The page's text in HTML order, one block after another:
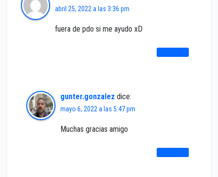
abril 25, 2022 a las 3:36 pm
fuera de pdo si me ayudo xD
gunter.gonzalez dice:
mayo 6, 2022 a las 5:47 pm
Muchas gracias amigo